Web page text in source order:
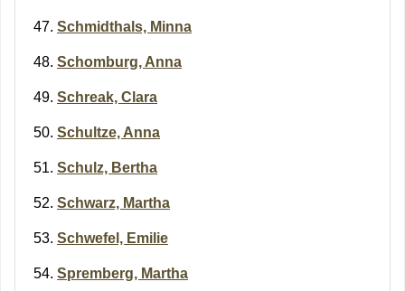
Schmidthals, Minna
Schomburg, Anna
Schreak, Clara
Schultze, Anna
Schulz, Bertha
Schwarz, Martha
Schwefel, Emilie
Spremberg, Martha